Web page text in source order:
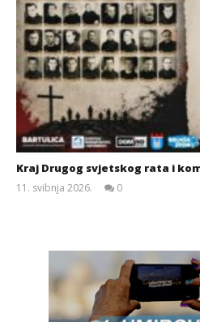
Kraj Drugog svjetskog rata i
11. svibnja 2026.
0